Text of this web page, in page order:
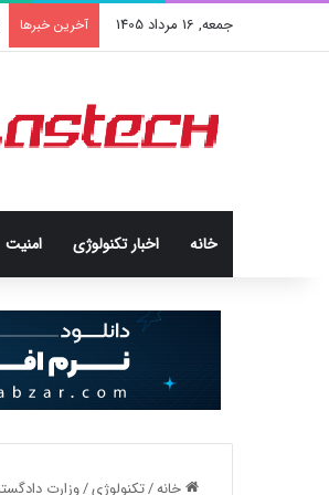
جمعه, 16 مرداد 1405 آخرین خبرها
خانه اخبار تکنولوژی امنيت
خانه/تکنولوژی/وزارت